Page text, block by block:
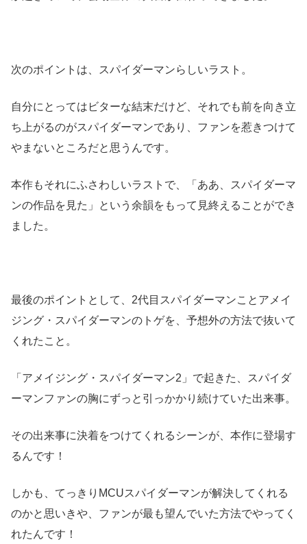
次のポイントは、スパイダーマンらしいラスト。
自分にとってはビターな結末だけど、それでも前を向き立
ち上がるのがスパイダーマンであり、ファンを惹きつけて
やまないところだと思うんです。
本作もそれにふさわしいラストで、「ああ、スパイダーマ
ンの作品を見た」という余韻をもって見終えることができ
ました。
最後のポイントとして、2代目スパイダーマンことアメイ
ジング・スパイダーマンのトゲを、予想外の方法で抜いて
くれたこと。
「アメイジング・スパイダーマン2」で起きた、スパイダ
ーマンファンの胸にずっと引っかかり続けていた出来事。
その出来事に決着をつけてくれるシーンが、本作に登場す
るんです！
しかも、てっきりMCUスパイダーマンが解決してくれる
のかと思いきや、ファンが最も望んでいた方法でやってく
れたんです！